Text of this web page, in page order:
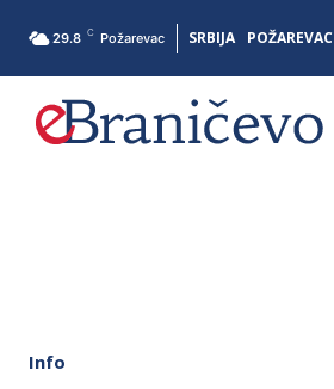
29.8 C Požarevac SRBIJA POŽAREVAC
Info